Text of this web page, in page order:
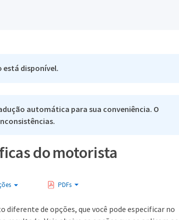
está disponível.
automática para sua conveniência. O
do motorista
PDFs
diferente de opções, que você pode especificar no